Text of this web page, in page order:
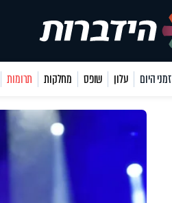
זמני היום עלון שופס מחלקות תרומות